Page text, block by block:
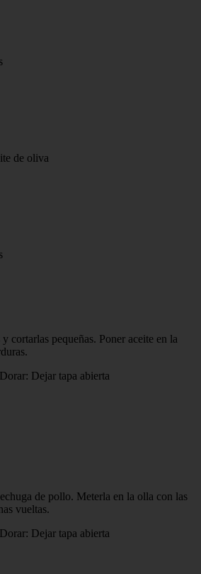
de oliva
cortarlas pequeñas. Poner aceite en la
Dorar: Dejar tapa abierta
de pollo. Meterla en la olla con las
vueltas.
Dorar: Dejar tapa abierta